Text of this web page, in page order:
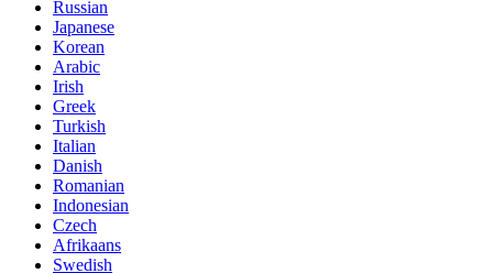
Russian
Japanese
Korean
Arabic
Irish
Greek
Turkish
Italian
Danish
Romanian
Indonesian
Czech
Afrikaans
Swedish